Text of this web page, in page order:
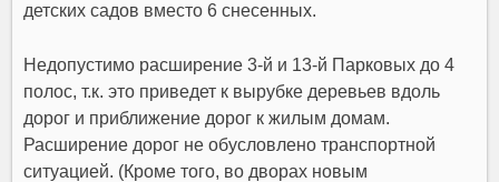
детских садов вместо 6 снесенных.
Недопустимо расширение 3-й и 13-й Парковых до 4
полос, т.к. это приведет к вырубке деревьев вдоль
дорог и приближение дорог к жилым домам.
Расширение дорог не обусловлено транспортной
ситуацией. (Кроме того, во дворах новым